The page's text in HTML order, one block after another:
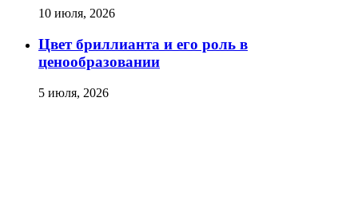
10 июля, 2026
Цвет бриллианта и его роль в
ценообразовании
5 июля, 2026